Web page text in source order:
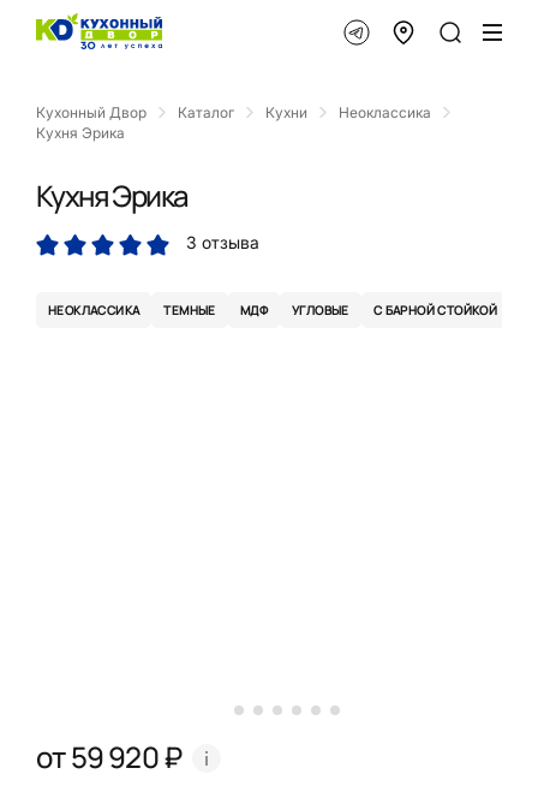
Кухонный Двор Каталог Кухни
Неоклассика
Кухня Эрика
Кухня Эрика
3 отзыва
НЕОКЛАССИКА ТЕМНЫЕ МДФ УГЛОВЫЕ С БАРНОЙ СТОЙКОЙ
от 59 920 ₽